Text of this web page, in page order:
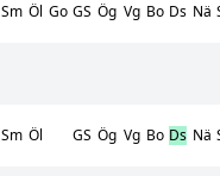
Sm Öl Go GS Ög Vg Bo Ds Nä
Sm Öl GS Ög Vg Bo Ds Nä